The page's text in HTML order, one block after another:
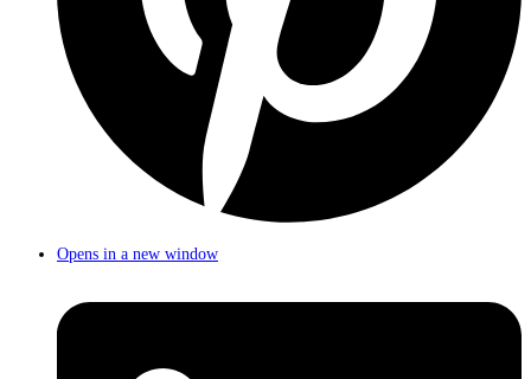
Opens in a new window